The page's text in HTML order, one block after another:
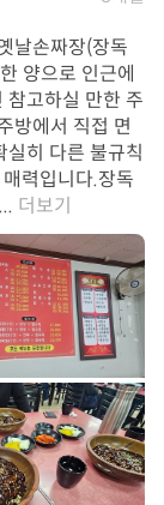
날손짜장(장독
양으로 인근에
참고하실 만한 주
방에서 직접 면
히 다른 불규칙
력입니다. ​장독
더보기